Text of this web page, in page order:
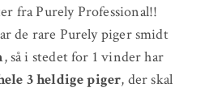
fra Purely Professional!!
de rare Purely piger smidt
, så i stedet for 1 vinder har
3 heldige piger, der skal